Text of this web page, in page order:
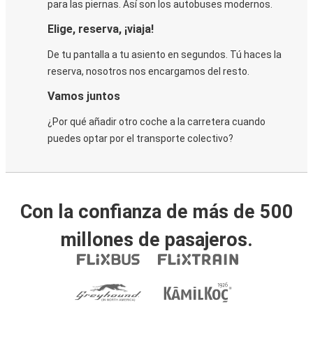
para las piernas. Así son los autobuses modernos.
Elige, reserva, ¡viaja!
De tu pantalla a tu asiento en segundos. Tú haces la
reserva, nosotros nos encargamos del resto.
Vamos juntos
¿Por qué añadir otro coche a la carretera cuando
puedes optar por el transporte colectivo?
Con la confianza de más de 500
millones de pasajeros.